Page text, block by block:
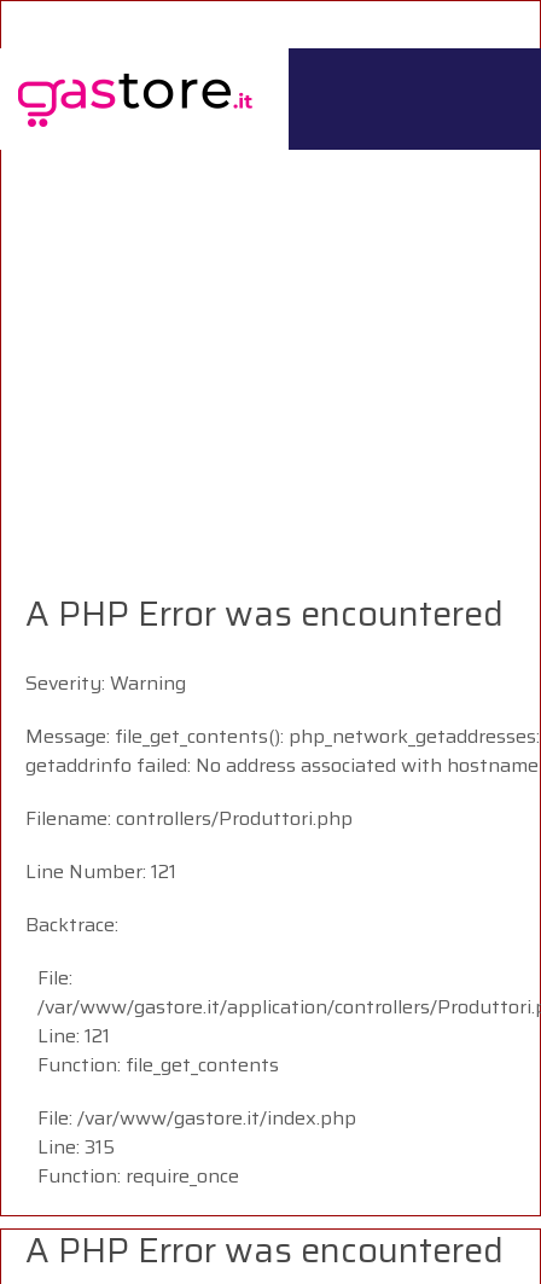
A PHP Error was encountered
Severity: Warning
Message: file_get_contents(): php_network_getaddresses:
getaddrinfo failed: No address associated with hostname
Filename: controllers/Produttori.php
Line Number: 121
Backtrace:
File:
/var/www/gastore.it/application/controllers/
Line: 121
Function: file_get_contents
File: /var/www/gastore.it/index.php
Line: 315
Function: require_once
A PHP Error was encountered